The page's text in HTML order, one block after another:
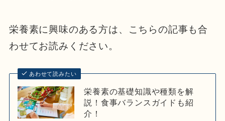
栄養素に興味のある方は、こちらの記事も合
わせてお読みください。
あわせて読みたい
栄養素の基礎知識や種類を解
説！食事バランスガイドも紹
介！